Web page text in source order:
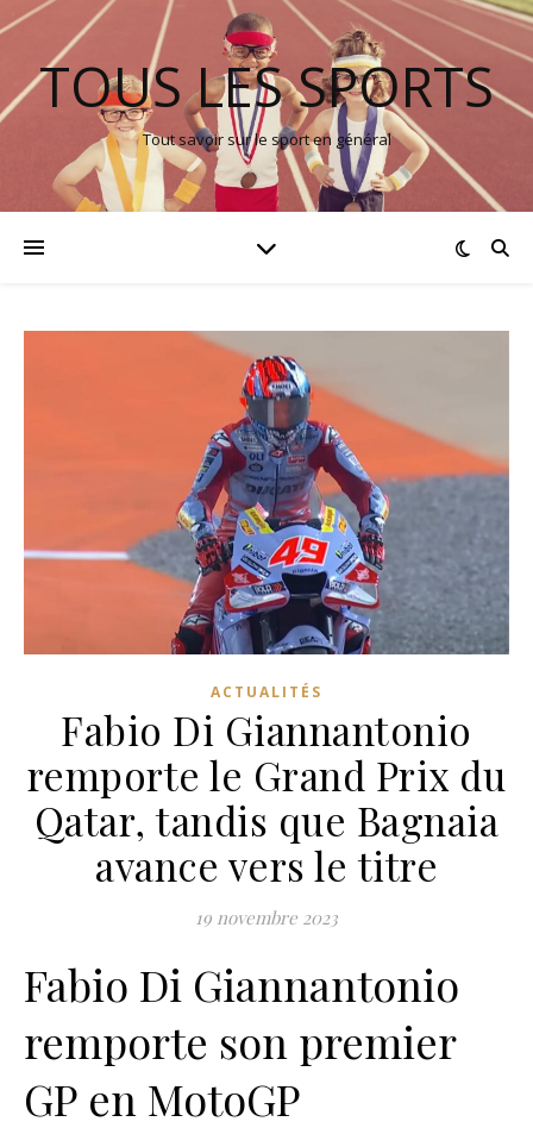
TOUS LES SPORTS
Tout savoir sur le sport en général
ACTUALITÉS
Fabio Di Giannantonio
remporte le Grand Prix du
Qatar, tandis que Bagnaia
avance vers le titre
19 novembre 2023
Fabio Di Giannantonio
remporte son premier
GP en MotoGP